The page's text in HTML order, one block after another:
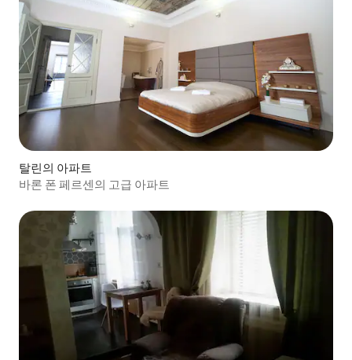
탈린의 아파트
바론 폰 페르센의 고급 아파트